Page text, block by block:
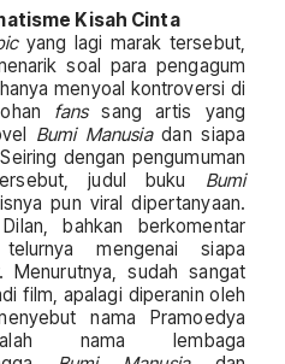
Kisah Cinta
yang lagi marak tersebut,
soal para pengagum
menyoal kontroversi di
fanssang artis yang
Bumi Manusiadan siapa
dengan pengumuman
judul buku Bumi
pun viral dipertanyaan.
bahkan berkomentar
mengenai siapa
Menurutnya, sudah sangat
film, apalagi diperanin oleh
nama Pramoedya
nama lembaga